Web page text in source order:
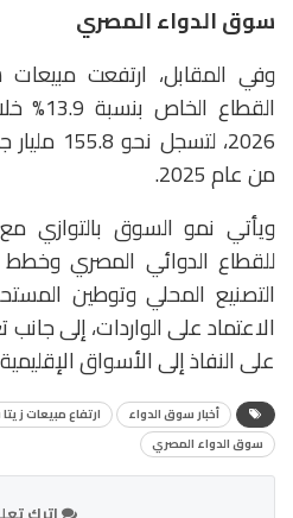
سوق الدواء المصري
وفي المقابل، ارتفعت
القطاع
2026،
من عام 2025.
ويأتي نمو السوق بالتوازي
للقطاع الدوائي المصري وخطط
التصنيع المحلي وتوطين
الاعتماد على الواردات، إلى
على النفاذ إلى الأسواق
أخبار سوق الدواء ارتفاع مبيعات
سوق الدواء المصري